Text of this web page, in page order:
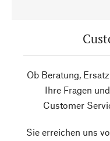
Ob Beratung,
Ihre Fragen
Customer
Sie erreichen uns